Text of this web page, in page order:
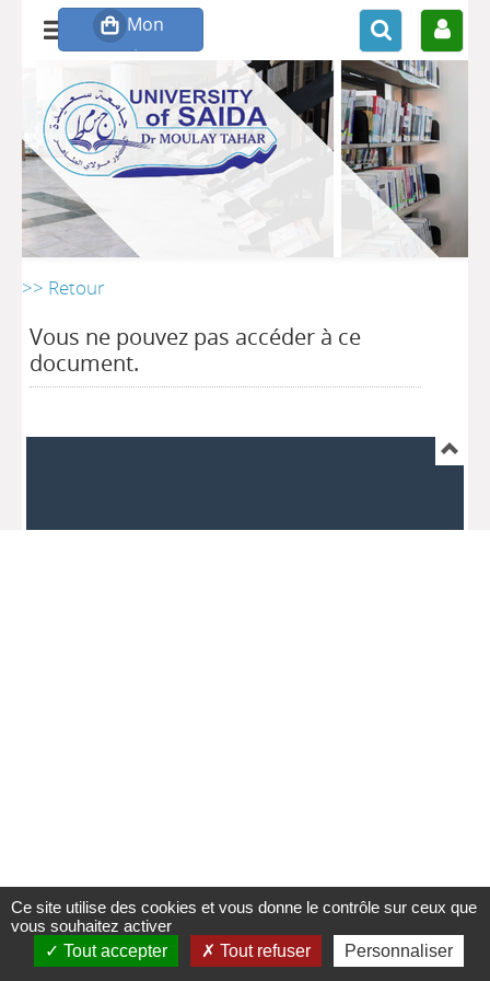
>> Retour
Vous ne pouvez pas accéder à ce
document.
Ce site utilise des cookies et vous donne le contrôle sur ceux que
vous souhaitez activer
Tout accepter
Tout refuser Personnaliser